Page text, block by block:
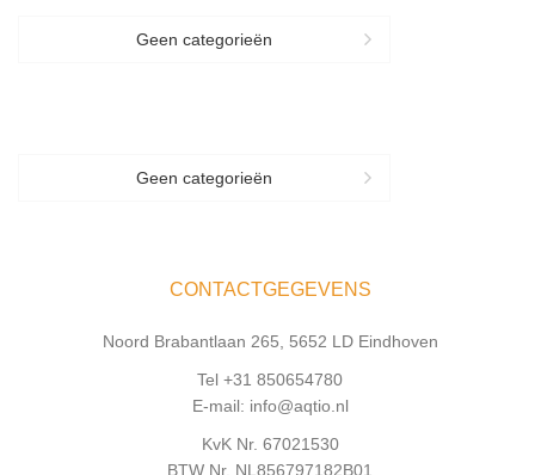
Geen categorieën
Geen categorieën
CONTACTGEGEVENS
Noord Brabantlaan 265, 5652 LD Eindhoven
Tel +31 850654780
E-mail: info@aqtio.nl
KvK Nr. 67021530
BTW Nr. NL856797182B01